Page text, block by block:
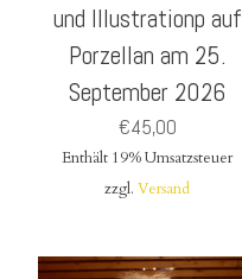
und Illustrationp auf
Porzellan am 25.
September 2026
€45,00
Enthält 19% Umsatzsteuer
zzgl.Versand